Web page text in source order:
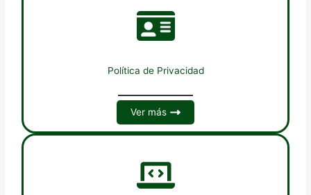
Política de Privacidad
Ver más